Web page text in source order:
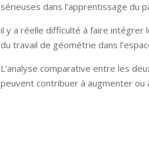
sérieuses dans l’apprentissage du
il y a réelle difficulté à faire intégrer
du travail de géométrie dans
L’analyse comparative entre les
peuvent contribuer à augmenter